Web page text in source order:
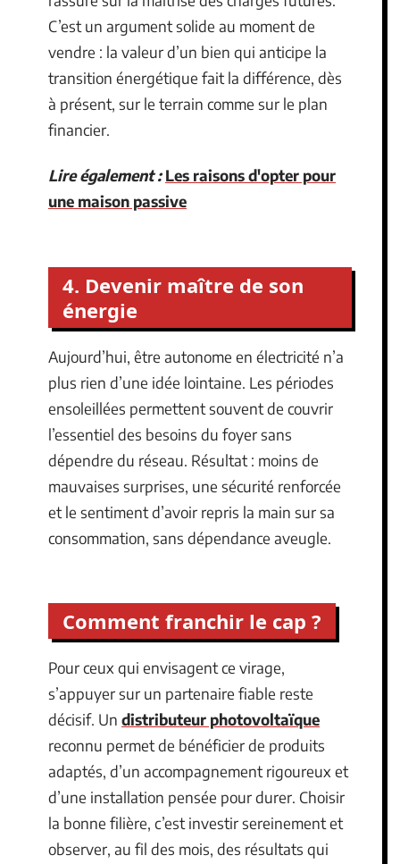
C’est un argument solide au moment de
vendre : la valeur d’un bien qui anticipe la
transition énergétique fait la différence, dès
à présent, sur le terrain comme sur le plan
financier.
Lire également : Les raisons d'opter pour
une maison passive
4. Devenir maître de son
énergie
Aujourd’hui, être autonome en électricité n’a
plus rien d’une idée lointaine. Les périodes
ensoleillées permettent souvent de couvrir
l’essentiel des besoins du foyer sans
dépendre du réseau. Résultat : moins de
mauvaises surprises, une sécurité renforcée
et le sentiment d’avoir repris la main sur sa
consommation, sans dépendance aveugle.
Comment franchir le cap ?
Pour ceux qui envisagent ce virage,
s’appuyer sur un partenaire fiable reste
décisif. Un distributeur photovoltaïque
reconnu permet de bénéficier de produits
adaptés, d’un accompagnement rigoureux et
d’une installation pensée pour durer. Choisir
la bonne filière, c’est investir sereinement et
observer, au fil des mois, des résultats qui